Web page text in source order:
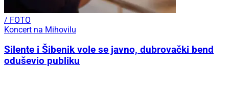
/ FOTO
Koncert na Mihovilu
Silente i Šibenik vole se javno, dubrovački bend
oduševio publiku